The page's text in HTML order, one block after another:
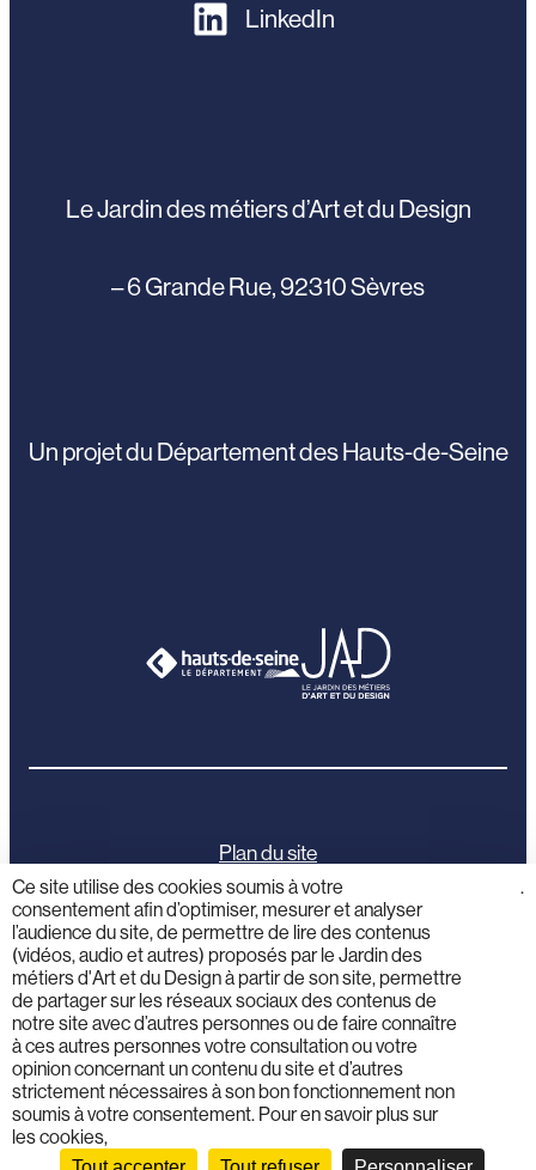
LinkedIn
Le Jardin des métiers d’Art et du Design
– 6 Grande Rue, 92310 Sèvres
Un projet du Département des Hauts-de-Seine
Plan du site
Mentions légales
Politique de confidentialité
Activités éducatives
Professionnels
Presse
Ce site utilise des cookies soumis à votre
consentement afin d’optimiser, mesurer et analyser
l’audience du site, de permettre de lire des contenus
(vidéos, audio et autres) proposés par le Jardin des
métiers d'Art et du Design à partir de son site, permettre
de partager sur les réseaux sociaux des contenus de
notre site avec d’autres personnes ou de faire connaître
à ces autres personnes votre consultation ou votre
opinion concernant un contenu du site et d’autres
strictement nécessaires à son bon fonctionnement non
soumis à votre consentement. Pour en savoir plus sur
les cookies,
.